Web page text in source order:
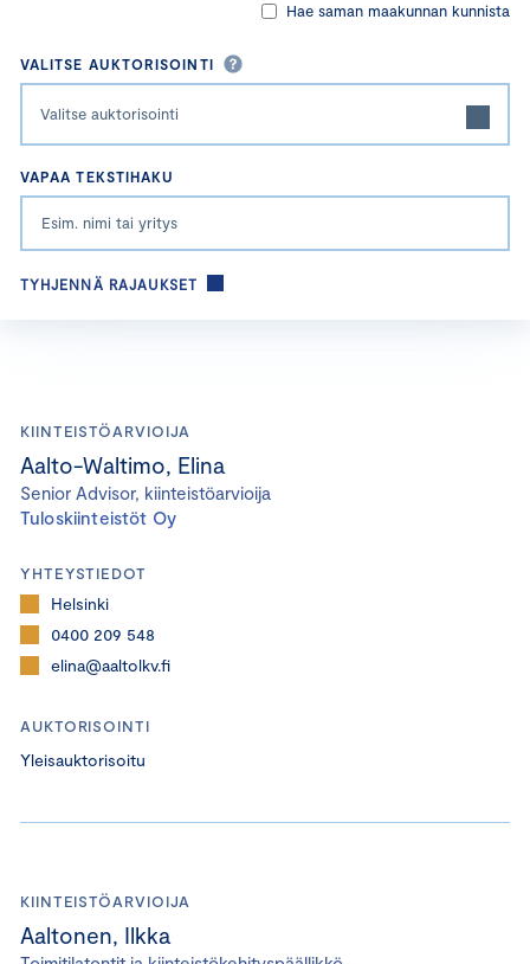
Hae saman maakunnan kunnista
VALITSE AUKTORISOINTI
Valitse auktorisointi
VAPAA TEKSTIHAKU
TYHJENNÄ RAJAUKSET
KIINTEISTÖARVIOIJA
Aalto-Waltimo, Elina
Senior Advisor, kiinteistöarvioija
Tuloskiinteistöt Oy
YHTEYSTIEDOT
Helsinki
0400 209 548
elina@aaltolkv.fi
AUKTORISOINTI
Yleisauktorisoitu
KIINTEISTÖARVIOIJA
Aaltonen, Ilkka